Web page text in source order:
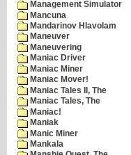
Management Simulator
Mancuna
Mandarinov Hlavolam
Maneuver
Maneuvering
Maniac Driver
Maniac Miner
Maniac Mover!
Maniac Tales II, The
Maniac Tales, The
Maniac!
Maniak
Manic Miner
Mankala